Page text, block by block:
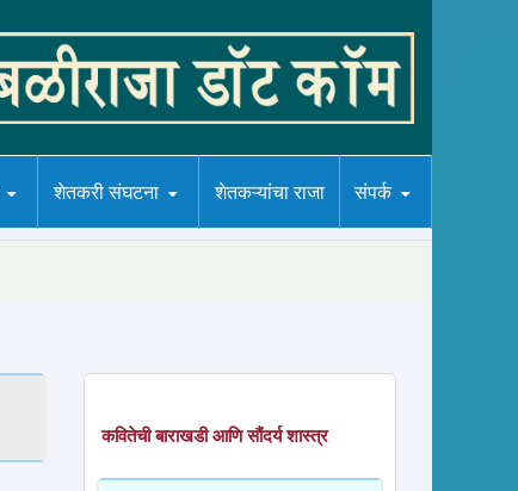
शेतकरी संघटना शेतकऱ्यांचा राजा संपर्क
कवितेची बाराखडी आणि सौंदर्य शास्त्र